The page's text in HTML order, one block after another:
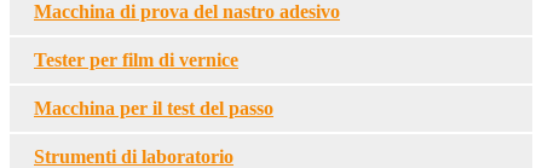
Macchina di prova del nastro adesivo
Tester per film di vernice
Macchina per il test del passo
Strumenti di laboratorio